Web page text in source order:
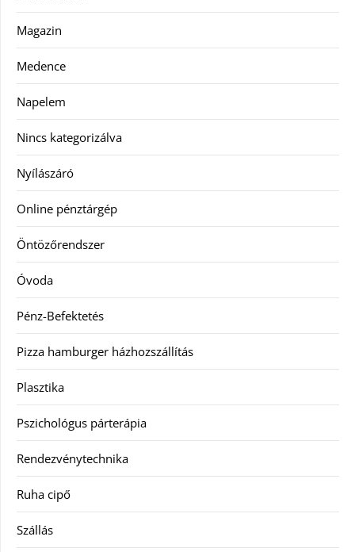
Magazin
Medence
Napelem
Nincs kategorizálva
Nyílászáró
Online pénztárgép
Öntözőrendszer
Óvoda
Pénz-Befektetés
Pizza hamburger házhozszállítás
Plasztika
Pszichológus párterápia
Rendezvénytechnika
Ruha cipő
Szállás